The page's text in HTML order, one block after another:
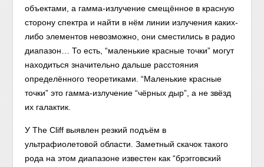
объектами, а гамма-излучение смещённое в красную
сторону спектра и найти в нём линии излучения каких-
либо элементов невозможно, они сместились в радио
диапазон… То есть, “маленькие красные точки” могут
находиться значительно дальше расстояния
определённого теоретиками. “Маленькие красные
точки” это гамма-излучение “чёрных дыр”, а не звёзд
их галактик.
У The Cliff выявлен резкий подъём в
ультрафиолетовой области. Заметный скачок такого
рода на этом диапазоне известен как “брэгговский